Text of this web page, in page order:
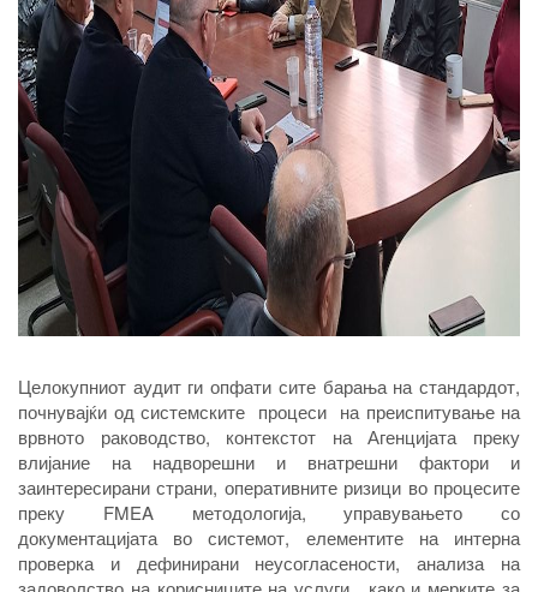
Целокупниот аудит ги опфати сите барања на стандардот,
почнувајќи од системските процеси на преиспитување на
врвното раководство, контекстот на Агенцијата преку
влијание на надворешни и внатрешни фактори и
заинтересирани страни, оперативните ризици во процесите
преку FMEA методологија, управувањето со
документацијата во системот, елементите на интерна
проверка и дефинирани неусогласености, анализа на